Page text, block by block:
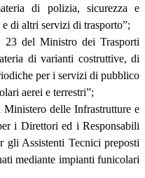
di polizia, sicurezza e
di altri servizi di trasporto”;
del Ministro dei Trasporti
di varianti costruttive, di
per i servizi di pubblico
aerei e terrestri”;
delle Infrastrutture e
i Direttori ed i Responsabili
gli Assistenti Tecnici preposti
mediante impianti funicolari